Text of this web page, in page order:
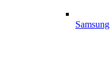
Samsung